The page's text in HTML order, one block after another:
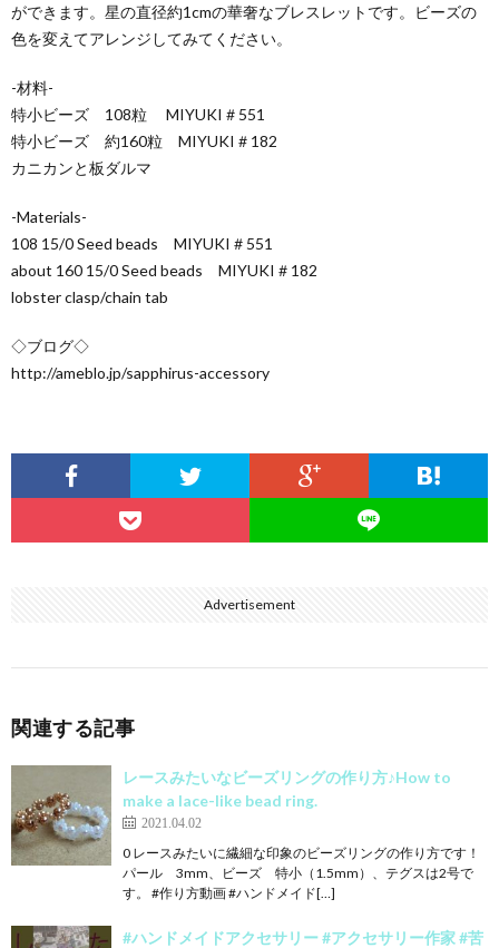
ができます。星の直径約1cmの華奢なブレスレットです。ビーズの
色を変えてアレンジしてみてください。
-材料-
特小ビーズ 108粒 MIYUKI＃551
特小ビーズ 約160粒 MIYUKI＃182
カニカンと板ダルマ
-Materials-
108 15/0 Seed beads MIYUKI＃551
about 160 15/0 Seed beads MIYUKI＃182
lobster clasp/chain tab
◇ブログ◇
http://ameblo.jp/sapphirus-accessory
Advertisement
関連する記事
レースみたいなビーズリングの作り方♪How to
make a lace-like bead ring.
2021.04.02
0 レースみたいに繊細な印象のビーズリングの作り方です！
パール 3mm、ビーズ 特小（1.5mm）、テグスは2号で
す。 #作り方動画 #ハンドメイド[…]
#ハンドメイドアクセサリー #アクセサリー作家 #苦